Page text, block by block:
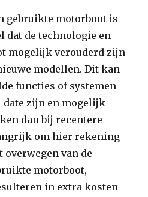
gebruikte motorboot is
dat de technologie en
mogelijk verouderd zijn
modellen. Dit kan
functies of systemen
date zijn en mogelijk
dan bij recentere
om hier rekening
overwegen van de
motorboot,
in extra kosten